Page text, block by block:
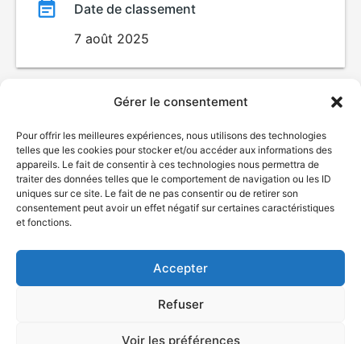
Gérer le consentement
Pour offrir les meilleures expériences, nous utilisons des technologies
telles que les cookies pour stocker et/ou accéder aux informations des
appareils. Le fait de consentir à ces technologies nous permettra de
traiter des données telles que le comportement de navigation ou les ID
uniques sur ce site. Le fait de ne pas consentir ou de retirer son
consentement peut avoir un effet négatif sur certaines caractéristiques
et fonctions.
Accepter
Refuser
Voir les préférences
Date de classement
7 août 2025
© Gouvernement du Québec, 2026
Accessibilité
Déclaration de services